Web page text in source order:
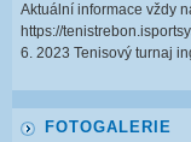
Aktuální informace vždy
https://
6. 2023 Tenisový turnaj
FOTOGALERIE